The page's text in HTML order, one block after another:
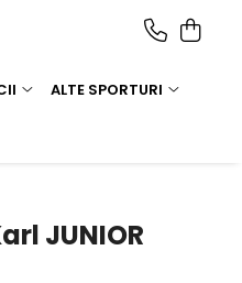
ALTE SPORTURI
JUNIOR